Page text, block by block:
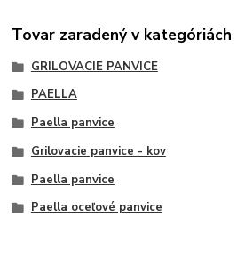
Tovar zaradený v kategóriách
GRILOVACIE PANVICE
PAELLA
Paella panvice
Grilovacie panvice - kov
Paella panvice
Paella oceľové panvice